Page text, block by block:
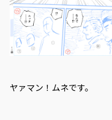
ヤァマン！ムネです。